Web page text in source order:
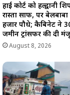
हाई कोर्ट को हल्द्वानी
रास्ता साफ, पर
हजार पौधे; कैबिनेट ने
जमीन ट्रांसफर की दी
August 8, 2026